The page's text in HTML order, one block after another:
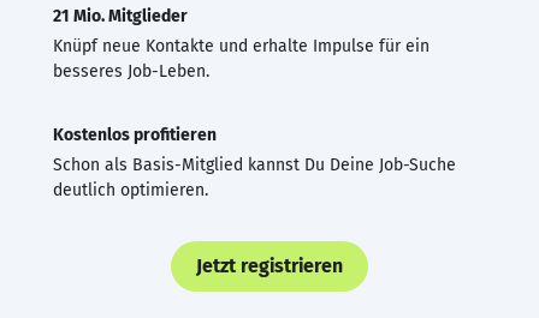
21 Mio. Mitglieder
Knüpf neue Kontakte und erhalte Impulse für ein
besseres Job-Leben.
Kostenlos profitieren
Schon als Basis-Mitglied kannst Du Deine Job-Suche
deutlich optimieren.
Jetzt registrieren